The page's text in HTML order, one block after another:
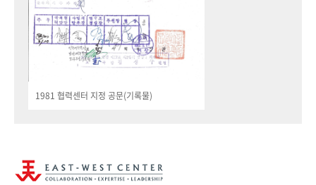
1981 협력센터 지정 공문(기록물)